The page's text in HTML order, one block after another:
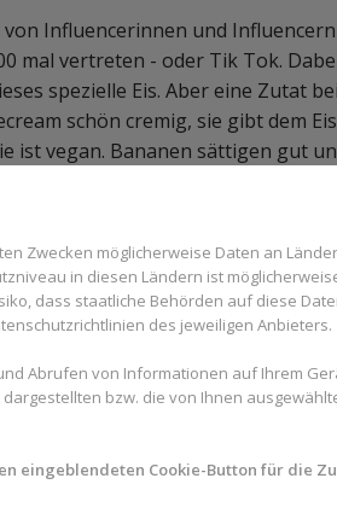
Influencerinnen und
mal vertreten - oder Tik Tok.
spezielle Eis. Aber eine Zutat
schön cremig, sie gibt dem
ist vegan. Bananen sättigen gut
Weitere Zutaten, die das Rezept
Nüsse, Früchte oder Kakao.
Und man muss für den Genuss
sich mit dem richtigen Rezept und
oder Ernährung im
beraten Sie gerne.
Hier
Zwecken möglicherweise Daten an
in diesen Ländern ist
dass staatliche Behörden auf diese
des jeweiligen Anbieters.
Abrufen von Informationen auf Ihrem
bzw. die von Ihnen
eingeblendeten Cookie-Button für die